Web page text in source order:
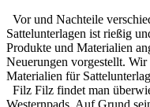
Vor und Nachteile
Sattelunterlagen ist rießig
Produkte und Materialien
Neuerungen vorgestellt.
Materialien für
Filz Filz findet man
Westernpads. Auf Grund